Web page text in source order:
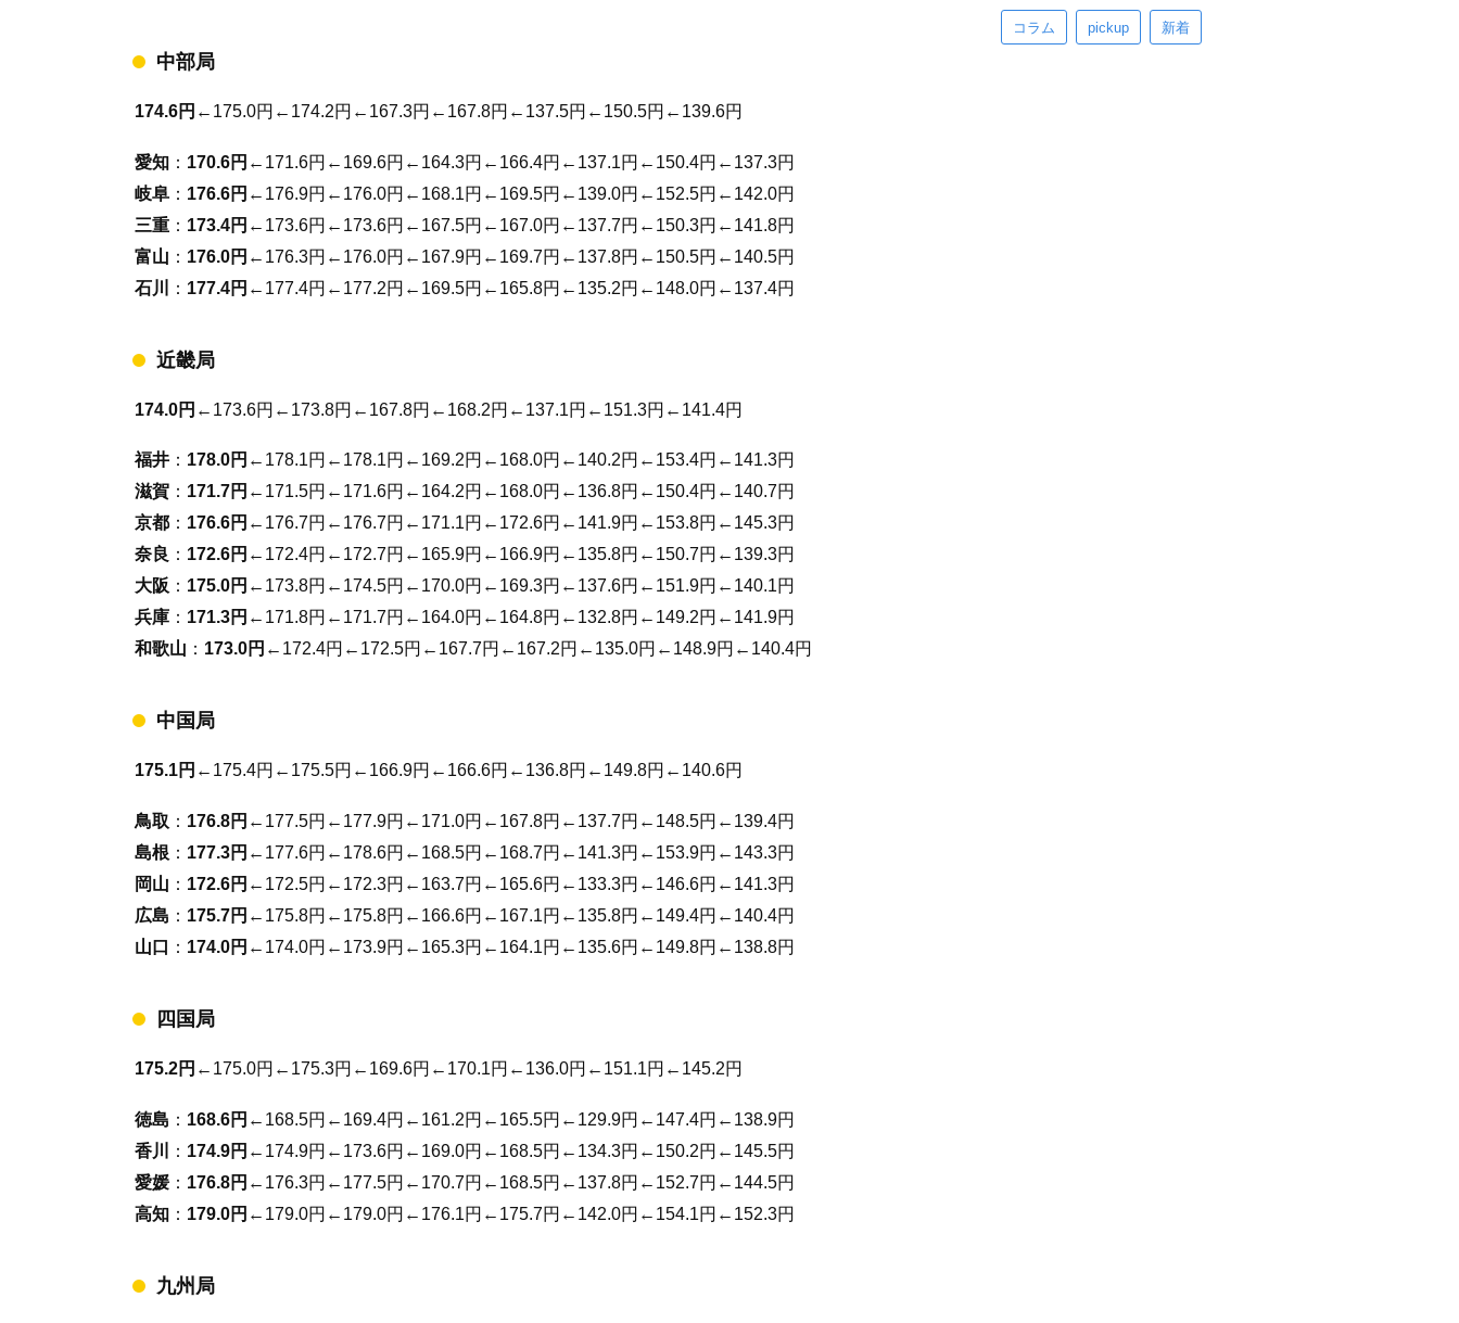
中部局
174.6円 ←175.0円←174.2円←167.3円←167.8円←137.5円←150.5円←139.6円
愛知 ： 170.6円 ←171.6円←169.6円←164.3円←166.4円←137.1円←150.4円←137.3円
岐阜 ： 176.6円 ←176.9円←176.0円←168.1円←169.5円←139.0円←152.5円←142.0円
三重 ： 173.4円 ←173.6円←173.6円←167.5円←167.0円←137.7円←150.3円←141.8円
富山 ： 176.0円 ←176.3円←176.0円←167.9円←169.7円←137.8円←150.5円←140.5円
石川
： 177.4円 ←177.4円←177.2円←169.5円←165.8円←135.2円←148.0円←137.4円
近畿局
174.0円 ←173.6円←173.8円←167.8円←168.2円←137.1円←151.3円←141.4円
福井 ： 178.0円 ←178.1円←178.1円←169.2円←168.0円←140.2円←153.4円←141.3円
滋賀 ： 171.7円 ←171.5円←171.6円←164.2円←168.0円←136.8円←150.4円←140.7円
京都 ： 176.6円 ←176.7円←176.7円←171.1円←172.6円←141.9円←153.8円←145.3円
奈良 ： 172.6円 ←172.4円←172.7円←165.9円←166.9円←135.8円←150.7円←139.3円
大阪 ： 175.0円 ←173.8円←174.5円←170.0円←169.3円←137.6円←151.9円←140.1円
兵庫 ： 171.3円 ←171.8円←171.7円←164.0円←164.8円←132.8円←149.2円←141.9円
和歌山 ： 173.0円 ←172.4円←172.5円←167.7円←167.2円←135.0円←148.9円←140.4円
中国局
175.1円 ←175.4円←175.5円←166.9円←166.6円←136.8円←149.8円←140.6円
鳥取 ： 176.8円 ←177.5円←177.9円←171.0円←167.8円←137.7円←148.5円←139.4円
島根 ： 177.3円 ←177.6円←178.6円←168.5円←168.7円←141.3円←153.9円←143.3円
岡山 ： 172.6円 ←172.5円←172.3円←163.7円←165.6円←133.3円←146.6円←141.3円
広島 ： 175.7円 ←175.8円←175.8円←166.6円←167.1円←135.8円←149.4円←140.4円
山口 ： 174.0円 ←174.0円←173.9円←165.3円←164.1円←135.6円←149.8円←138.8円
四国局
175.2円 ←175.0円←175.3円←169.6円←170.1円←136.0円←151.1円←145.2円
徳島 ： 168.6円 ←168.5円←169.4円←161.2円←165.5円←129.9円←147.4円←138.9円
香川
： 174.9円 ←174.9円←173.6円←169.0円←168.5円←134.3円←150.2円←145.5円
愛媛 ： 176.8円 ←176.3円←177.5円←170.7円←168.5円←137.8円←152.7円←144.5円
高知 ： 179.0円 ←179.0円←179.0円←176.1円←175.7円←142.0円←154.1円←152.3円
九州局
コラム pickup 新着